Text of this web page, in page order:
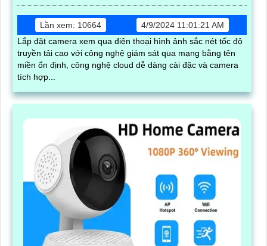
Lần xem: 10664
4/9/2024 11:01:21 AM
Lắp đặt camera xem qua điện thoại hình ảnh sắc nét tốc độ
truyền tải cao với công nghệ giám sát qua mạng bằng tên
miền ổn định, công nghệ cloud dễ dàng cài đặc và camera
tích hợp...